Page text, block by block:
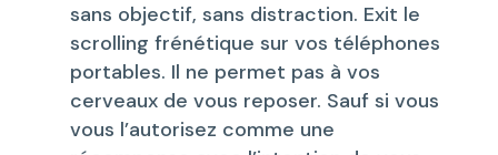
sans objectif, sans distraction. Exit le
scrolling frénétique sur vos téléphones
portables. Il ne permet pas à vos
cerveaux de vous reposer. Sauf si vous
vous l’autorisez comme une